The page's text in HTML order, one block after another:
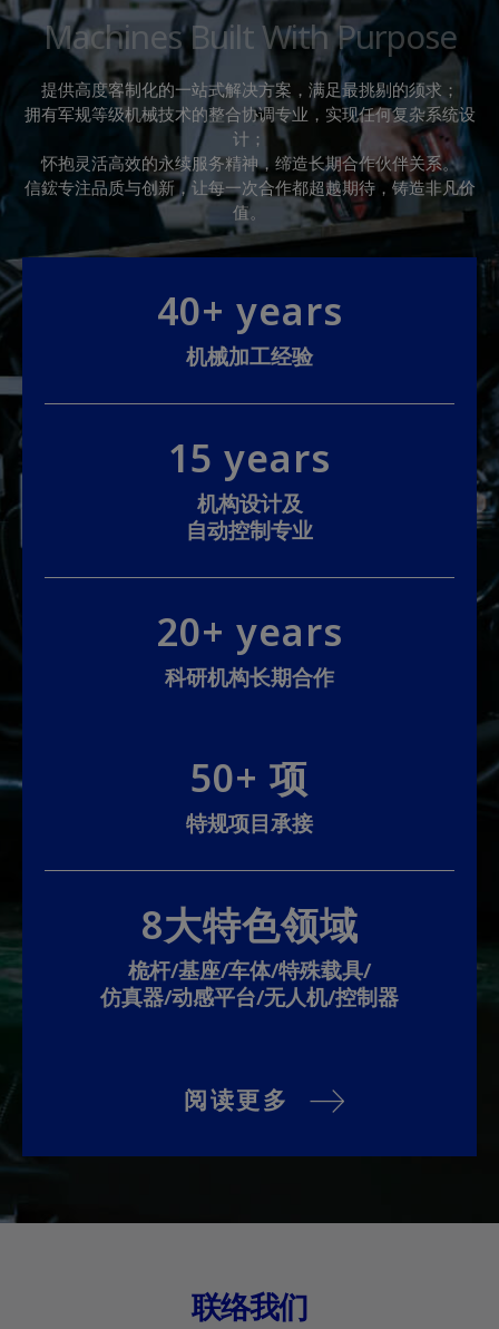
Machines Built With Purpose
提供高度客制化的一站式解决方案，满足最挑剔的须求；
拥有军规等级机械技术的整合协调专业，实现任何复杂系统设
计；
怀抱灵活高效的永续服务精神，缔造长期合作伙伴关系。
信鋐专注品质与创新，让每一次合作都超越期待，铸造非凡价
值。
40+ years
机械加工经验
15 years
机构设计及
自动控制专业
20+ years
科研机构长期合作
50+ 项
特规项目承接
8大特色领域
桅杆/基座/车体/特殊载具/
仿真器/动感平台/无人机/控制器
阅读更多
联络我们